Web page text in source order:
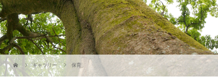
ギャラリー 保育